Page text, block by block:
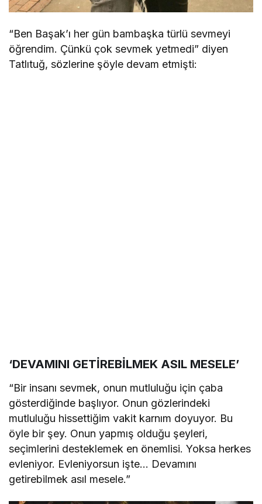
“Ben Başak’ı her gün bambaşka türlü sevmeyi
öğrendim. Çünkü çok sevmek yetmedi” diyen
Tatlıtuğ, sözlerine şöyle devam etmişti:
‘DEVAMINI GETİREBİLMEK ASIL MESELE’
“Bir insanı sevmek, onun mutluluğu için çaba
gösterdiğinde başlıyor. Onun gözlerindeki
mutluluğu hissettiğim vakit karnım doyuyor. Bu
öyle bir şey. Onun yapmış olduğu şeyleri,
seçimlerini desteklemek en önemlisi. Yoksa herkes
evleniyor. Evleniyorsun işte… Devamını
getirebilmek asıl mesele.”